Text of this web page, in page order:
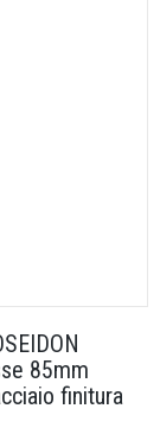
85mm
finitura